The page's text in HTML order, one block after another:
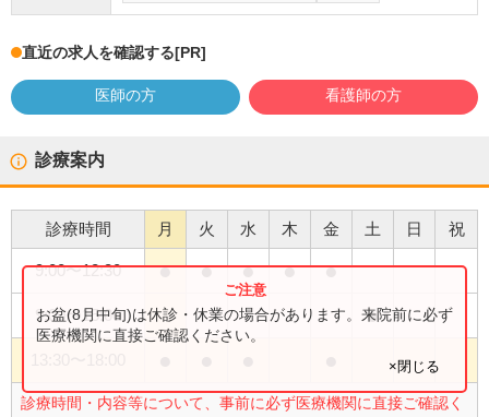
直近の求人を確認する[PR]
医師の方 看護師の方
診療案内
診療時間 月 火 水 木 金 土 日 祝
9:00〜12:30 ● ● ● ● ●
9:00〜15:00 ●
診療時間・内容等について、事前に必ず医療機関に直接ご確認く
お盆(8月中旬)は休診・休業の場合があります。来院前に必ず
医療機関に直接ご確認ください。
×閉じる